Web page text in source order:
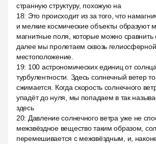
странную структуру, похожую на
18: Это происходит из за того, что
и мелкие космические объекты образуют
магнитные поля, которые можно сравнить
далее мы пролетаем сквозь
местоположение.
19: 100 астрономических единиц от
турбулентности. Здесь солнечный ветер
сжимается. Когда скорость солнечного
упадёт до нуля, мы попадаем в так
здесь
20: Давление солнечного ветра уже не
межзвёздное вещество таким образом,
перемешивается с межзвёздным, и,